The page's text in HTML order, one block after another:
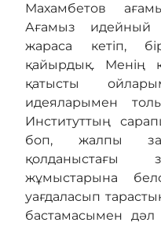
Махамбетов
Ағамыз идейный
жараса кетіп,
қайырдық. Менің
қатысты
идеяларымен
Институттың
боп, жалпы
қолданыстағы
жұмыстарына
уағдаласып
бастамасымен